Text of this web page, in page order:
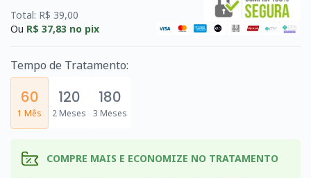
Total: R$ 39,00
Ou R$ 37,83 no pix
Tempo de Tratamento:
60
1 Mês
120
2 Meses
180
3 Meses
COMPRE MAIS E ECONOMIZE NO TRATAMENTO